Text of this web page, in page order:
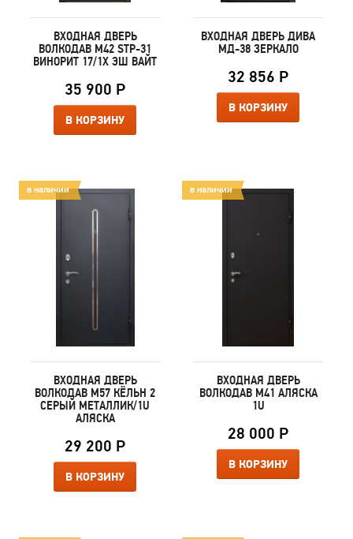
ВХОДНАЯ ДВЕРЬ
ВОЛКОДАВ М42 STP-31
ВИНОРИТ 17/1X ЭШ ВАЙТ
35 900 Р
В КОРЗИНУ
ВХОДНАЯ ДВЕРЬ ДИВА
МД-38 ЗЕРКАЛО
32 856 Р
В КОРЗИНУ
в наличии
ВХОДНАЯ ДВЕРЬ
ВОЛКОДАВ М57 КЁЛЬН 2
СЕРЫЙ МЕТАЛЛИК/1U
АЛЯСКА
29 200 Р
В КОРЗИНУ
в наличии
ВХОДНАЯ ДВЕРЬ
ВОЛКОДАВ М41 АЛЯСКА
1U
28 000 Р
В КОРЗИНУ